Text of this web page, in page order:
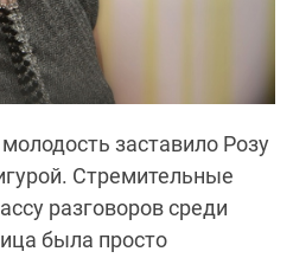
заставило Розу
Стремительные
разговоров среди
была просто